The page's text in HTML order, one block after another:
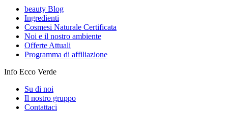
beauty Blog
Ingredienti
Cosmesi Naturale Certificata
Noi e il nostro ambiente
Offerte Attuali
Programma di affiliazione
Info Ecco Verde
Su di noi
Il nostro gruppo
Contattaci